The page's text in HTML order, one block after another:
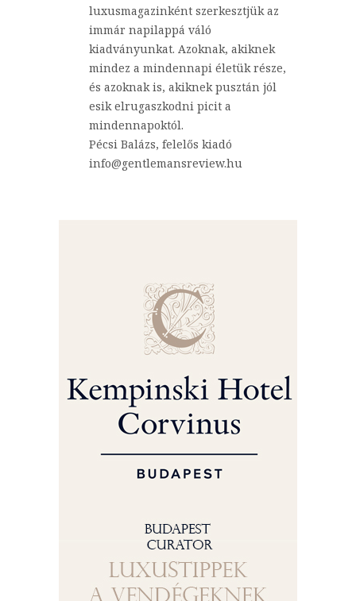
luxusmagazinként szerkesztjük az
immár napilappá váló
kiadványunkat. Azoknak, akiknek
mindez a mindennapi életük része,
és azoknak is, akiknek pusztán jól
esik elrugaszkodni picit a
mindennapoktól.
Pécsi Balázs, felelős kiadó
info@gentlemansreview.hu